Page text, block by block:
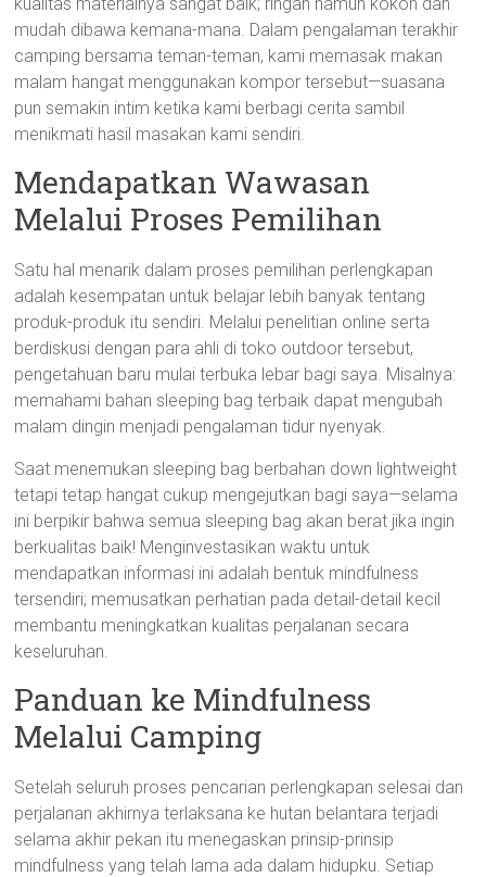
mudah dibawa kemana-mana. Dalam pengalaman terakhir
camping bersama teman-teman, kami memasak makan
malam hangat menggunakan kompor tersebut—suasana
pun semakin intim ketika kami berbagi cerita sambil
menikmati hasil masakan kami sendiri.
Mendapatkan Wawasan
Melalui Proses Pemilihan
Satu hal menarik dalam proses pemilihan perlengkapan
adalah kesempatan untuk belajar lebih banyak tentang
produk-produk itu sendiri. Melalui penelitian online serta
berdiskusi dengan para ahli di toko outdoor tersebut,
pengetahuan baru mulai terbuka lebar bagi saya. Misalnya:
memahami bahan sleeping bag terbaik dapat mengubah
malam dingin menjadi pengalaman tidur nyenyak.
Saat menemukan sleeping bag berbahan down lightweight
tetapi tetap hangat cukup mengejutkan bagi saya—selama
ini berpikir bahwa semua sleeping bag akan berat jika ingin
berkualitas baik! Menginvestasikan waktu untuk
mendapatkan informasi ini adalah bentuk mindfulness
tersendiri; memusatkan perhatian pada detail-detail kecil
membantu meningkatkan kualitas perjalanan secara
keseluruhan.
Panduan ke Mindfulness
Melalui Camping
Setelah seluruh proses pencarian perlengkapan selesai dan
perjalanan akhirnya terlaksana ke hutan belantara terjadi
selama akhir pekan itu menegaskan prinsip-prinsip
mindfulness yang telah lama ada dalam hidupku. Setiap